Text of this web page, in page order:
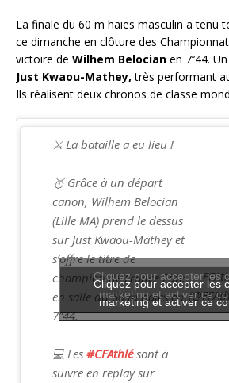
La finale du 60 m haies masculin a tenu
ce dimanche en clôture des
victoire de Wilhem Belocian en 7’’44.
Just Kwaou-Mathey, très performant
Ils réalisent deux chronos de classe
⚔️ La bataille a eu lieu !
🥇 Grâce à un départ
canon, Wilhem Belocian
(Lille MA) prend le dessus
sur Just Kwaou-Mathey et
s’offre le titre de
champion de France Elite
en salle du 60 m haies en
7”44.
💻 Les #CFAthlésont à
suivre en replay sur
—
Cliquez pour accepter les
marketing et activer ce
Cliquez pour accepter les
marketing et activer ce